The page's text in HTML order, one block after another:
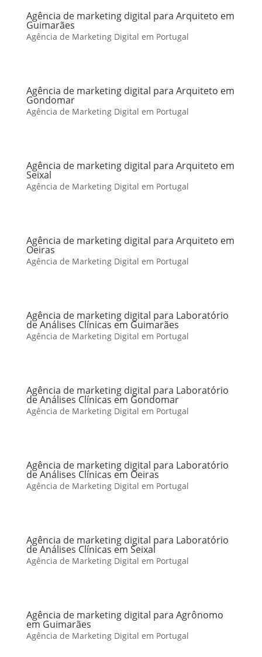
Agência de marketing digital para Arquiteto em
Guimarães
Agência de Marketing Digital em Portugal
Agência de marketing digital para Arquiteto em
Gondomar
Agência de Marketing Digital em Portugal
Agência de marketing digital para Arquiteto em
Seixal
Agência de Marketing Digital em Portugal
Agência de marketing digital para Arquiteto em
Oeiras
Agência de Marketing Digital em Portugal
Agência de marketing digital para Laboratório
de Análises Clínicas em Guimarães
Agência de Marketing Digital em Portugal
Agência de marketing digital para Laboratório
de Análises Clínicas em Gondomar
Agência de Marketing Digital em Portugal
Agência de marketing digital para Laboratório
de Análises Clínicas em Oeiras
Agência de Marketing Digital em Portugal
Agência de marketing digital para Laboratório
de Análises Clínicas em Seixal
Agência de Marketing Digital em Portugal
Agência de marketing digital para Agrônomo
em Guimarães
Agência de Marketing Digital em Portugal